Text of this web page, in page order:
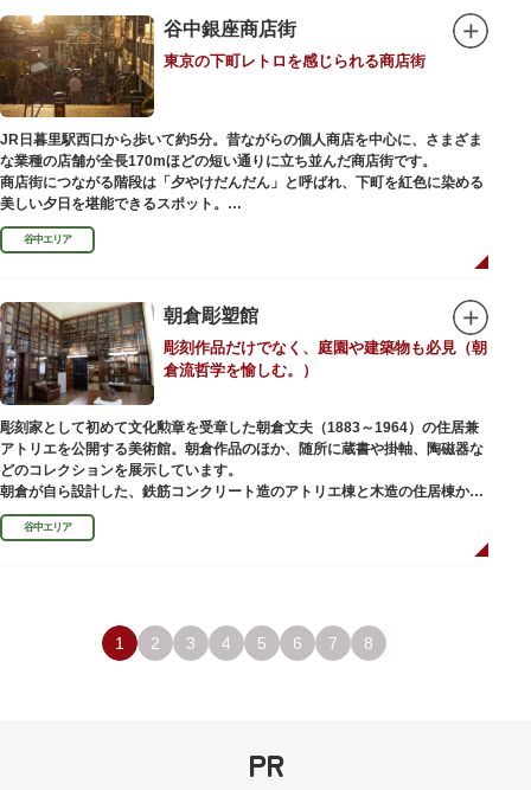
ないぬくもりと、新しいデザインの商品に出会うことができます。
名前の由来は、東京駅から2k540m付近にあることから「2k540」、秋葉原
駅（AKIHABARA）と御徒町駅（OKACHIMACHI）の間にあるという造語
「AKI-OKA」、フランス語で「職人」を意味する「ARTISAN」を組み合わ
せたもの。
施設周辺は、江戸の文化を伝える伝統工芸職人の街だったという背景もあ
り、現在もジュエリーや皮製品を扱うお店が多く、高いセンスとクオリティ
をもった店舗が集結しています。
谷中銀座商店街
東京の下町レトロを感じられる商店街
JR日暮里駅西口から歩いて約5分。昔ながらの個人商店を中心に、さまざま
な業種の店舗が全長170mほどの短い通りに立ち並んだ商店街です。
商店街につながる階段は「夕やけだんだん」と呼ばれ、下町を紅色に染める
美しい夕日を堪能できるスポット。
谷中銀座商店街は1945年頃に自然発生的に生まれ、現在の近隣型商店街へと
発展。昭和の懐かしい商店街の景観を見ることができます。東京の下町レト
観光客が訪れ、買い物や散策を楽しんでいます。
谷中エリア
朝倉彫塑館
彫刻作品だけでなく、庭園や建築物も必見（朝
倉流哲学を愉しむ。）
彫刻家として初めて文化勲章を受章した朝倉文夫（1883～1964）の住居兼
アトリエを公開する美術館。朝倉作品のほか、随所に蔵書や掛軸、陶磁器な
どのコレクションを展示しています。
朝倉が自ら設計した、鉄筋コンクリート造のアトリエ棟と木造の住居棟から
なる建物は、異なる素材が違和感なく調和しています。広く門戸を開放し弟
子を育成した「朝倉彫塑塾」の教育の場としても使われました。巨石と樹木
が濃密な空間を作り出す「五典の池」を中心とした中庭、日本における屋上
値も感じられる施設です。朝倉の芸術思想の特質である自然観を表す庭園
は、その芸術上・観賞上の価値が評価され、敷地全体が「旧朝倉文夫氏庭
谷中エリア
1 2 3 4 5 6 7 8
PR